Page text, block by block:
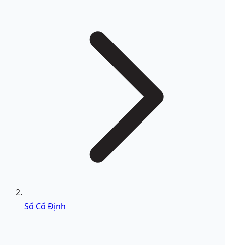
Số Cố Định